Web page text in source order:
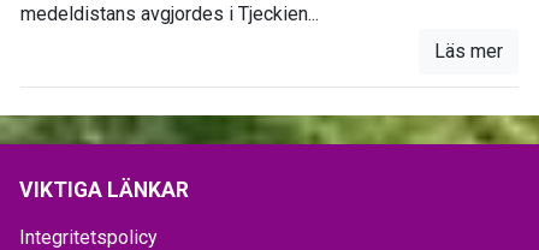
medeldistans avgjordes i Tjeckien...
Läs mer
VIKTIGA LÄNKAR
Integritetspolicy